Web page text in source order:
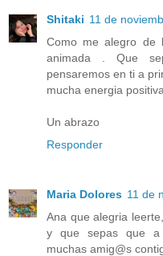
Shitaki 11 de
Como me alegro de
animada . Que
pensaremos en ti a
mucha energia positiva.
Un abrazo
Responder
Maria Dolores 11 de
Ana que alegria
y que sepas que a
muchas amig@s